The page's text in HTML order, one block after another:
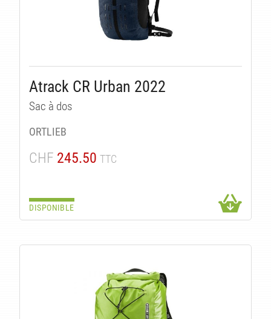
Atrack CR Urban 2022
Sac à dos
ORTLIEB
CHF 245.50 TTC
DISPONIBLE